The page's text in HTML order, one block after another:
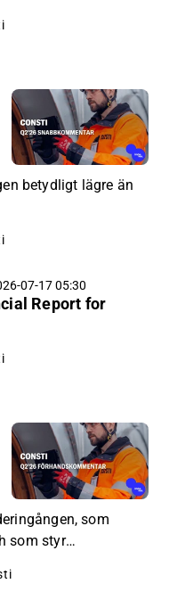
betydligt lägre än
07-17 05:30
Report for
som
som styr